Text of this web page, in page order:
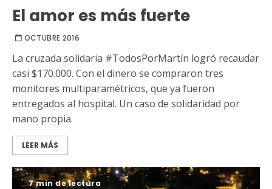
El amor es más fuerte
OCTUBRE 2016
La cruzada solidaria #TodosPorMartín logró recaudar
casi $170.000. Con el dinero se compraron tres
monitores multiparamétricos, que ya fueron
entregados al hospital. Un caso de solidaridad por
mano propia.
LEER MÁS
7 min de lectura